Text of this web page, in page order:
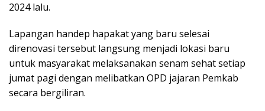
2024 lalu.
Lapangan handep hapakat yang baru selesai
direnovasi tersebut langsung menjadi lokasi baru
untuk masyarakat melaksanakan senam sehat setiap
jumat pagi dengan melibatkan OPD jajaran Pemkab
secara bergiliran.